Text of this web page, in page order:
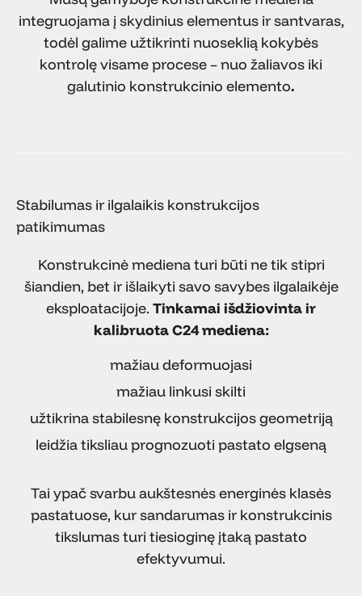
integruojama į skydinius elementus ir santvaras,
todėl galime užtikrinti nuoseklią kokybės
kontrolę visame procese – nuo žaliavos iki
galutinio konstrukcinio elemento.
Stabilumas ir ilgalaikis konstrukcijos
patikimumas
Konstrukcinė mediena turi būti ne tik stipri
šiandien, bet ir išlaikyti savo savybes ilgalaikėje
eksploatacijoje. Tinkamai išdžiovinta ir
kalibruota C24 mediena:
mažiau deformuojasi
mažiau linkusi skilti
užtikrina stabilesnę konstrukcijos geometriją
leidžia tiksliau prognozuoti pastato elgseną
Tai ypač svarbu aukštesnės energinės klasės
pastatuose, kur sandarumas ir konstrukcinis
tikslumas turi tiesioginę įtaką pastato
efektyvumui.